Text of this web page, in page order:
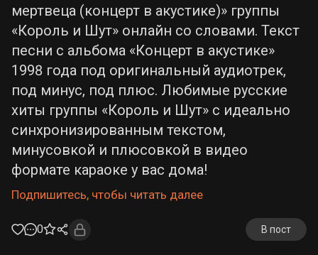
мертвеца (концерт в акустике)» группы
«Король и Шут» онлайн со словами. Текст
песни с альбома «Концерт в акустике»
1998 года под оригинальный аудиотрек,
под минус, под плюс. Любимые русские
хиты группы «Король и Шут» с идеально
синхронизированным текстом,
минусовкой и плюсовкой в видео
формате караоке у вас дома!
Подпишитесь, чтобы читать далее
0 В пост